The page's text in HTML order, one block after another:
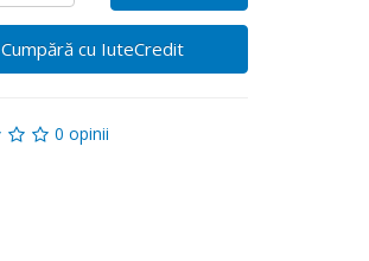
Cumpără cu IuteCredit
0 opinii